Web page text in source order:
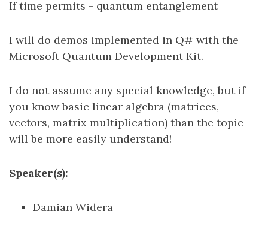
If time permits - quantum entanglement
I will do demos implemented in Q# with the
Microsoft Quantum Development Kit.
I do not assume any special knowledge, but if
you know basic linear algebra (matrices,
vectors, matrix multiplication) than the topic
will be more easily understand!
Speaker(s):
Damian Widera